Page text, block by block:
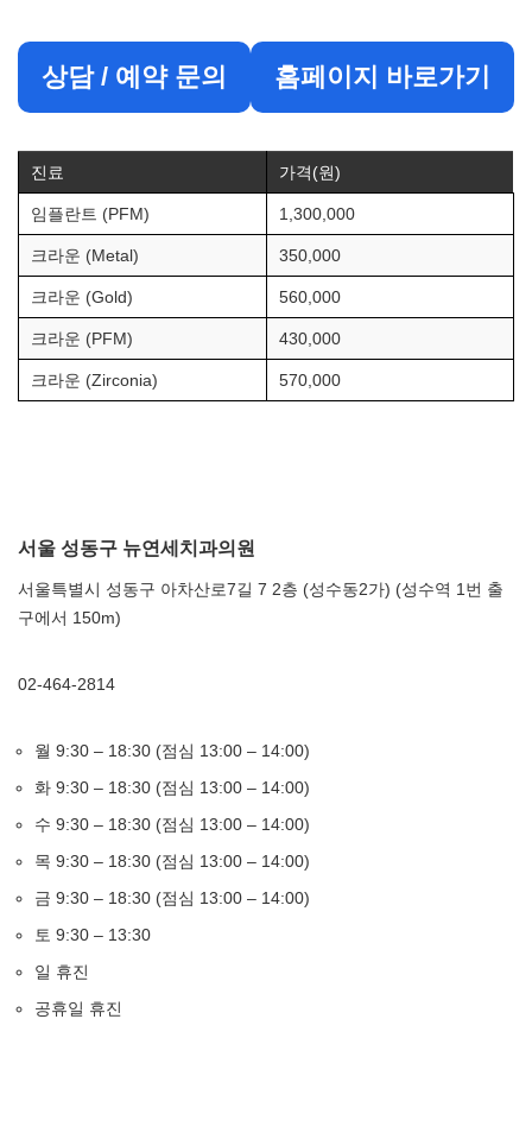
상담 / 예약 문의 홈페이지 바로가기
진료 가격(원)
임플란트 (PFM) 1,300,000
크라운 (Metal) 350,000
크라운 (Gold) 560,000
크라운 (PFM) 430,000
크라운 (Zirconia) 570,000
서울 성동구 뉴연세치과의원
서울특별시 성동구 아차산로7길 7 2층 (성수동2가) (성수역 1번 출
구에서 150m)
02-464-2814
월 9:30 – 18:30 (점심 13:00 – 14:00)
화 9:30 – 18:30 (점심 13:00 – 14:00)
수 9:30 – 18:30 (점심 13:00 – 14:00)
목 9:30 – 18:30 (점심 13:00 – 14:00)
금 9:30 – 18:30 (점심 13:00 – 14:00)
토 9:30 – 13:30
일 휴진
공휴일 휴진